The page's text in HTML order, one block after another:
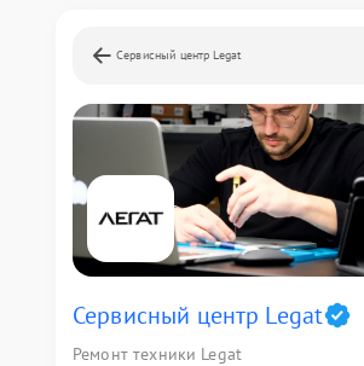
Сервисный центр Legat
Сервисный центр Legat
Ремонт техники Legat